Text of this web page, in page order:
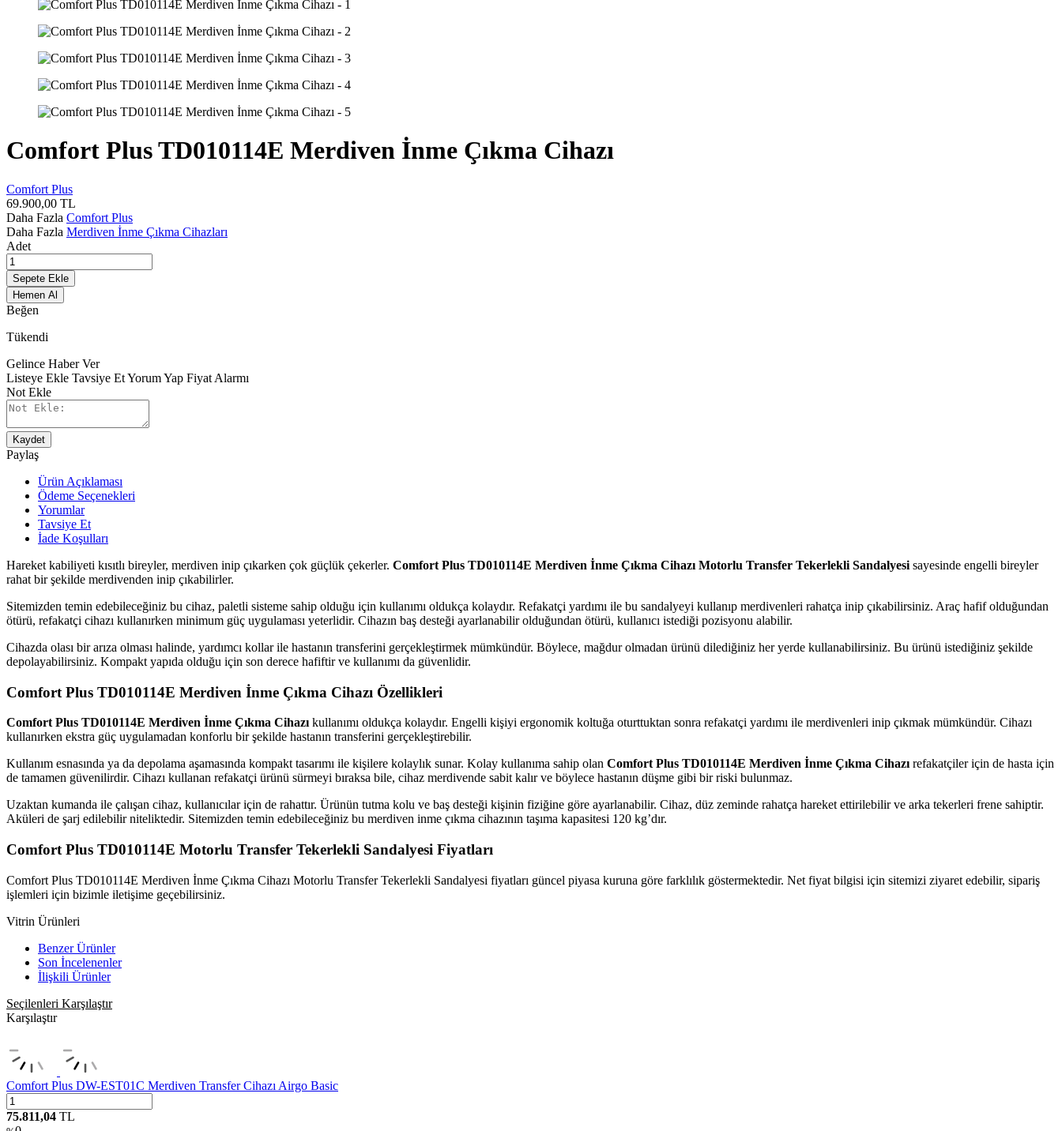
Comfort Plus TD010114E Merdiven İnme Çıkma Cihazı
Comfort Plus
69.900,00 TL
Daha Fazla Comfort Plus
Daha Fazla Merdiven İnme Çıkma Cihazları
Adet
Sepete Ekle
Hemen Al
Beğen
Tükendi
Gelince Haber Ver
Listeye Ekle Tavsiye EtYorum Yap Fiyat Alarmı
Not Ekle
Kaydet
Paylaş
Ürün Açıklaması
Ödeme Seçenekleri
Yorumlar
Tavsiye Et
İade Koşulları
Hareket kabiliyeti kısıtlı bireyler, merdiven inip çıkarken çok güçlük çekerler. Comfort Plus TD010114E Merdiven İnme Çıkma Cihazı Motorlu Transfer Tekerlekli Sandalyesi sayesinde engelli bireyler
rahat bir şekilde merdivenden inip çıkabilirler.
Sitemizden temin edebileceğiniz bu cihaz, paletli sisteme sahip olduğu için kullanımı oldukça kolaydır. Refakatçi yardımı ile bu sandalyeyi kullanıp merdivenleri rahatça inip çıkabilirsiniz. Araç hafif olduğundan
ötürü, refakatçi cihazı kullanırken minimum güç uygulaması yeterlidir. Cihazın baş desteği ayarlanabilir olduğundan ötürü, kullanıcı istediği pozisyonu alabilir.
Cihazda olası bir arıza olması halinde, yardımcı kollar ile hastanın transferini gerçekleştirmek mümkündür. Böylece, mağdur olmadan ürünü dilediğiniz her yerde kullanabilirsiniz. Bu ürünü istediğiniz şekilde
depolayabilirsiniz. Kompakt yapıda olduğu için son derece hafiftir ve kullanımı da güvenlidir.
Comfort Plus TD010114E Merdiven İnme Çıkma Cihazı Özellikleri
Comfort Plus TD010114E Merdiven İnme Çıkma Cihazı kullanımı oldukça kolaydır. Engelli kişiyi ergonomik koltuğa oturttuktan sonra refakatçi yardımı ile merdivenleri inip çıkmak mümkündür. Cihazı
kullanırken ekstra güç uygulamadan konforlu bir şekilde hastanın transferini gerçekleştirebilir.
Kullanım esnasında ya da depolama aşamasında kompakt tasarımı ile kişilere kolaylık sunar. Kolay kullanıma sahip olan Comfort Plus TD010114E Merdiven İnme Çıkma Cihazı refakatçiler için de hasta için
de tamamen güvenilirdir. Cihazı kullanan refakatçi ürünü sürmeyi bıraksa bile, cihaz merdivende sabit kalır ve böylece hastanın düşme gibi bir riski bulunmaz.
Uzaktan kumanda ile çalışan cihaz, kullanıcılar için de rahattır. Ürünün tutma kolu ve baş desteği kişinin fiziğine göre ayarlanabilir. Cihaz, düz zeminde rahatça hareket ettirilebilir ve arka tekerleri frene sahiptir.
Aküleri de şarj edilebilir niteliktedir. Sitemizden temin edebileceğiniz bu merdiven inme çıkma cihazının taşıma kapasitesi 120 kg’dır.
Comfort Plus TD010114E Motorlu Transfer Tekerlekli Sandalyesi Fiyatları
Comfort Plus TD010114E Merdiven İnme Çıkma Cihazı Motorlu Transfer Tekerlekli Sandalyesi fiyatları güncel piyasa kuruna göre farklılık göstermektedir. Net fiyat bilgisi için sitemizi ziyaret edebilir, sipariş
işlemleri için bizimle iletişime geçebilirsiniz.
Vitrin Ürünleri
Benzer Ürünler
Son İncelenenler
İlişkili Ürünler
Seçilenleri Karşılaştır
Karşılaştır
Comfort Plus DW-EST01C Merdiven Transfer Cihazı Airgo Basic
75.811,04 TL